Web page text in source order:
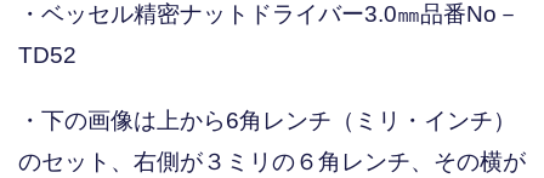
・ベッセル精密ナットドライバー3.0㎜品番No－
TD52
・下の画像は上から6角レンチ（ミリ・インチ）
のセット、右側が３ミリの６角レンチ、その横が